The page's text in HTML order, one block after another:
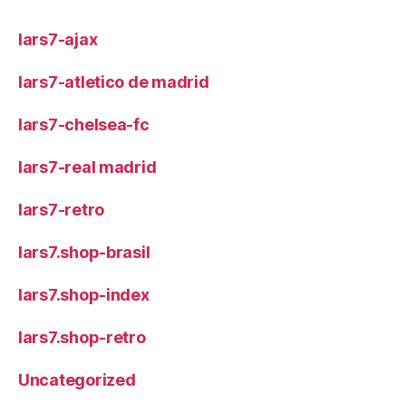
lars7-ajax
lars7-atletico de madrid
lars7-chelsea-fc
lars7-real madrid
lars7-retro
lars7.shop-brasil
lars7.shop-index
lars7.shop-retro
Uncategorized